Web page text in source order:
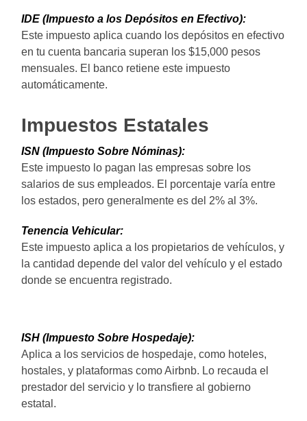
IDE (Impuesto a los Depósitos en Efectivo):
Este impuesto aplica cuando los depósitos en efectivo
en tu cuenta bancaria superan los $15,000 pesos
mensuales. El banco retiene este impuesto
automáticamente.
Impuestos Estatales
ISN (Impuesto Sobre Nóminas):
Este impuesto lo pagan las empresas sobre los
salarios de sus empleados. El porcentaje varía entre
los estados, pero generalmente es del 2% al 3%.
Tenencia Vehicular:
Este impuesto aplica a los propietarios de vehículos, y
la cantidad depende del valor del vehículo y el estado
donde se encuentra registrado.
ISH (Impuesto Sobre Hospedaje):
Aplica a los servicios de hospedaje, como hoteles,
hostales, y plataformas como Airbnb. Lo recauda el
prestador del servicio y lo transfiere al gobierno
estatal.